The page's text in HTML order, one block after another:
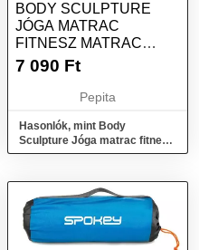
BODY SCULPTURE
JÓGA MATRAC
FITNESZ MATRAC
HORDOZÓ PÁNTTAL
7 090 Ft
Pepita
Hasonlók, mint Body
Sculpture Jóga matrac fitnesz
matrac hordozó pánttal pink